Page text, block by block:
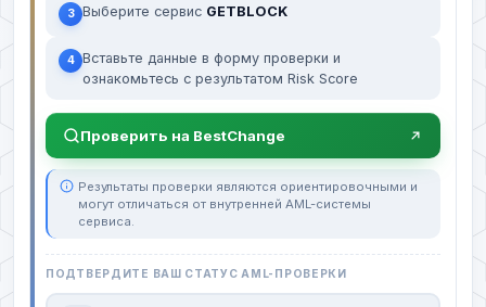
3 Выберите сервис GETBLOCK
4 Вставьте данные в форму проверки и
ознакомьтесь с результатом Risk Score
Проверить на BestChange
Результаты проверки являются ориентировочными и
могут отличаться от внутренней AML-системы
сервиса.
ПОДТВЕРДИТЕ ВАШ СТАТУС AML-ПРОВЕРКИ